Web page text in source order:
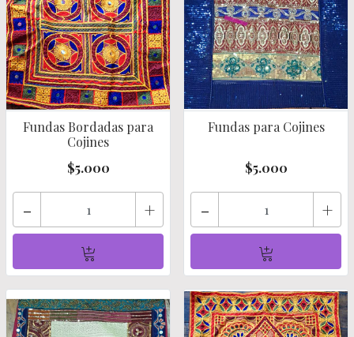
Fundas Bordadas para
Cojines
$5.000
- +
Fundas para Cojines
$5.000
- +